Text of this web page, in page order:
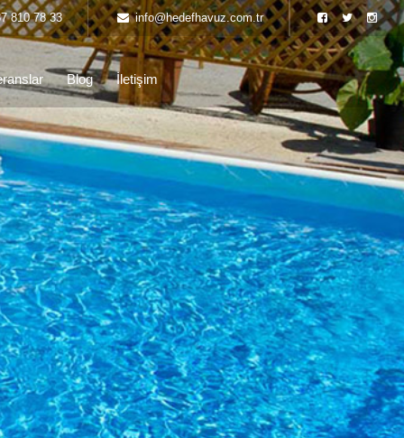
810 78 33 info@hedefhavuz.com.tr
Blog İletişim